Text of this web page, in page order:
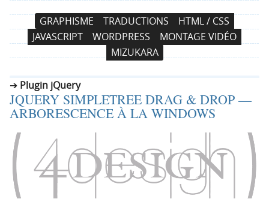
i
g
a
t
i
n
r
a
u
c
n
e
n
GRAPHISME TRADUCTIONS
HTML / CSS
JAVASCRIPT
WORDPRESS
MONTAGE VIDÉO
MIZUKARA
Plugin jQuery
JQUERY SIMPLETREE DRAG & DROP —
ARBORESCENCE À LA WINDOWS